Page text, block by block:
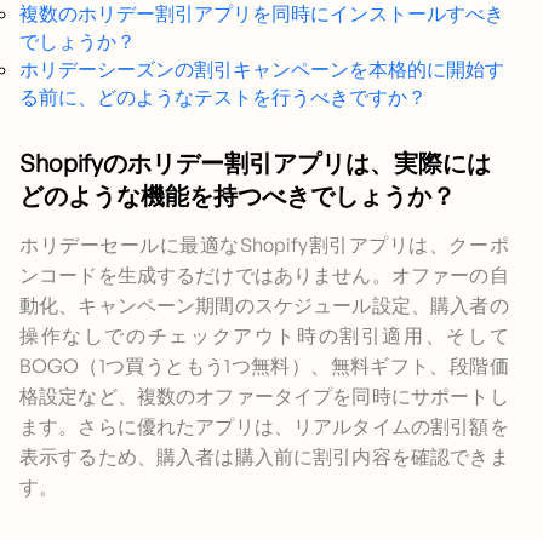
複数のホリデー割引アプリを同時にインストールすべき
でしょうか？
ホリデーシーズンの割引キャンペーンを本格的に開始す
る前に、どのようなテストを行うべきですか？
Shopifyのホリデー割引アプリは、実際には
どのような機能を持つべきでしょうか？
ホリデーセールに最適なShopify割引アプリは、クーポ
ンコードを生成するだけではありません。オファーの自
動化、キャンペーン期間のスケジュール設定、購入者の
操作なしでのチェックアウト時の割引適用、そして
BOGO（1つ買うともう1つ無料）、無料ギフト、段階価
格設定など、複数のオファータイプを同時にサポートし
ます。さらに優れたアプリは、リアルタイムの割引額を
表示するため、購入者は購入前に割引内容を確認できま
す。